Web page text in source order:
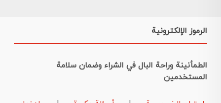
الرموز الإلكترونية
الطمأنينة وراحة البال في الشراء وضمان سلامة
المستخدمين